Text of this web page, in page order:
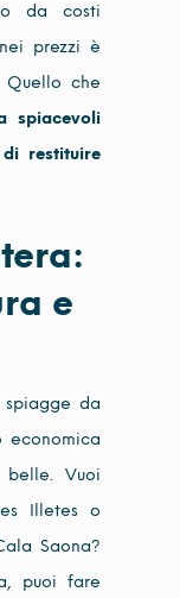
da costi
prezzi è
Quello che
spiacevoli
restituire
e
spiagge da
economica
Vuoi
Illetes o
Saona?
puoi fare